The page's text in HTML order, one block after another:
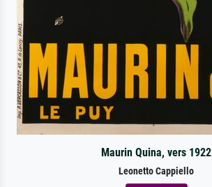
Maurin Quina, vers 1922
Leonetto Cappiello